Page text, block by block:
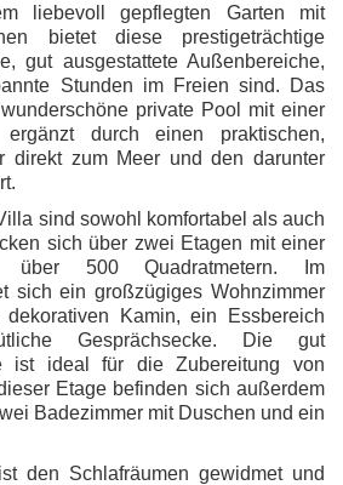
liebevoll gepflegten Garten mit
bietet diese prestigeträchtige
gut ausgestattete Außenbereiche,
Stunden im Freien sind. Das
private Pool mit einer
ergänzt durch einen praktischen,
direkt zum Meer und den darunter
sind sowohl komfortabel als auch
sich über zwei Etagen mit einer
über 500 Quadratmetern. Im
sich ein großzügiges Wohnzimmer
Kamin, ein Essbereich
Gesprächsecke. Die gut
ist ideal für die Zubereitung von
Etage befinden sich außerdem
Badezimmer mit Duschen und ein
den Schlafräumen gewidmet und